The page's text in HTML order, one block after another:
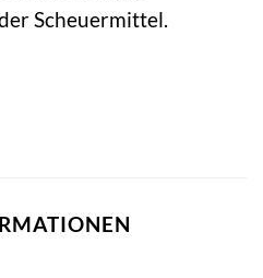
Scheuermittel.